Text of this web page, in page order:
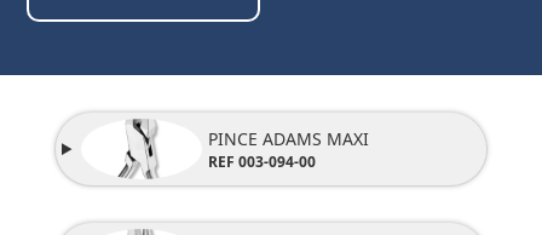
PINCE ADAMS MAXI
REF 003-094-00